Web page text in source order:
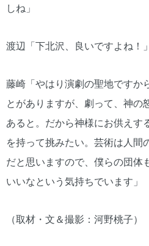
しね」
渡辺「下北沢、良いですよね！」
藤崎「やはり演劇の聖地ですか
とがありますが、劇って、神の
あると。だから神様にお供えす
を持って挑みたい。芸術は人間
だと思いますので、僕らの団体
いいなという気持ちでいます」
（取材・文＆撮影：河野桃子）